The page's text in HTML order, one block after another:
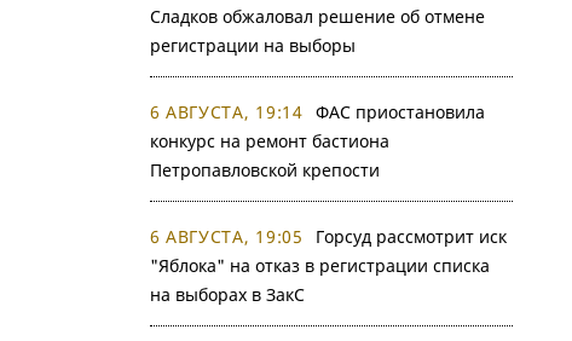
Сладков обжаловал решение об отмене
регистрации на выборы
6 АВГУСТА, 19:14 ФАС приостановила
конкурс на ремонт бастиона
Петропавловской крепости
6 АВГУСТА, 19:05
Горсуд рассмотрит иск
"Яблока" на отказ в регистрации списка
на выборах в ЗакС